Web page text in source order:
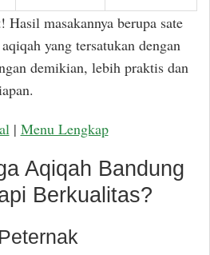
masakannya berupa sate
yang tersatukan dengan
demikian, lebih praktis dan
| Menu Lengkap
Aqiqah Bandung
Berkualitas?